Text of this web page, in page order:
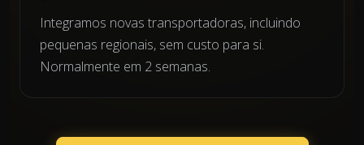
Integramos novas transportadoras, incluindo
pequenas regionais, sem custo para si.
Normalmente em 2 semanas.